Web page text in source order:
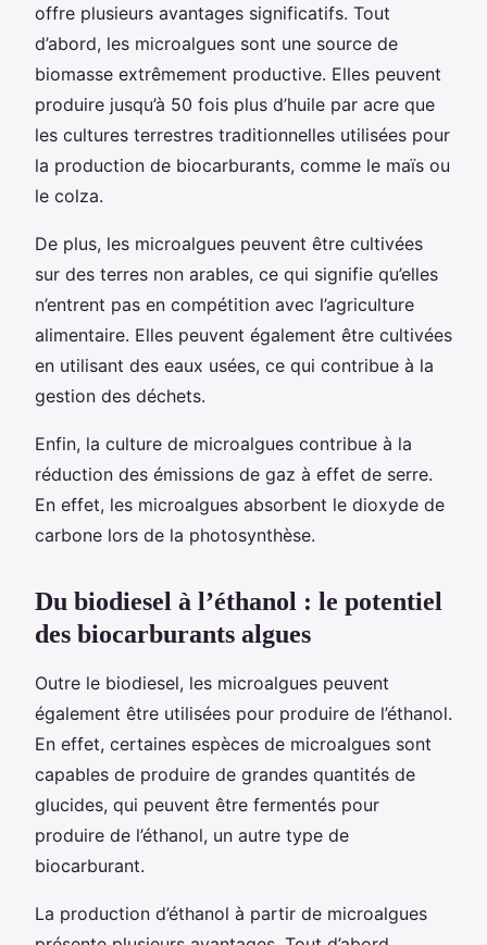
offre plusieurs avantages significatifs. Tout
d’abord, les microalgues sont une source de
biomasse extrêmement productive. Elles peuvent
produire jusqu’à 50 fois plus d’huile par acre que
les cultures terrestres traditionnelles utilisées pour
la production de biocarburants, comme le maïs ou
le colza.
De plus, les microalgues peuvent être cultivées
sur des terres non arables, ce qui signifie qu’elles
n’entrent pas en compétition avec l’agriculture
alimentaire. Elles peuvent également être cultivées
en utilisant des eaux usées, ce qui contribue à la
gestion des déchets.
Enfin, la culture de microalgues contribue à la
réduction des émissions de gaz à effet de serre.
En effet, les microalgues absorbent le dioxyde de
carbone lors de la photosynthèse.
Du biodiesel à l’éthanol : le potentiel
des biocarburants algues
Outre le biodiesel, les microalgues peuvent
également être utilisées pour produire de l’éthanol.
En effet, certaines espèces de microalgues sont
capables de produire de grandes quantités de
glucides, qui peuvent être fermentés pour
produire de l’éthanol, un autre type de
biocarburant.
La production d’éthanol à partir de microalgues